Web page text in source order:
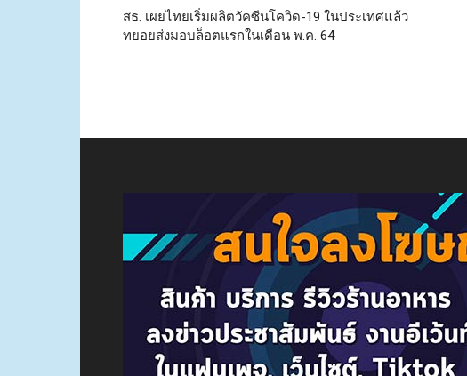
สธ. เผยไทยเริ่มผลิตวัคซีนโควิด-19 ในประเทศแล้ว
ทยอยส่งมอบล็อตแรกในเดือน พ.ค. 64